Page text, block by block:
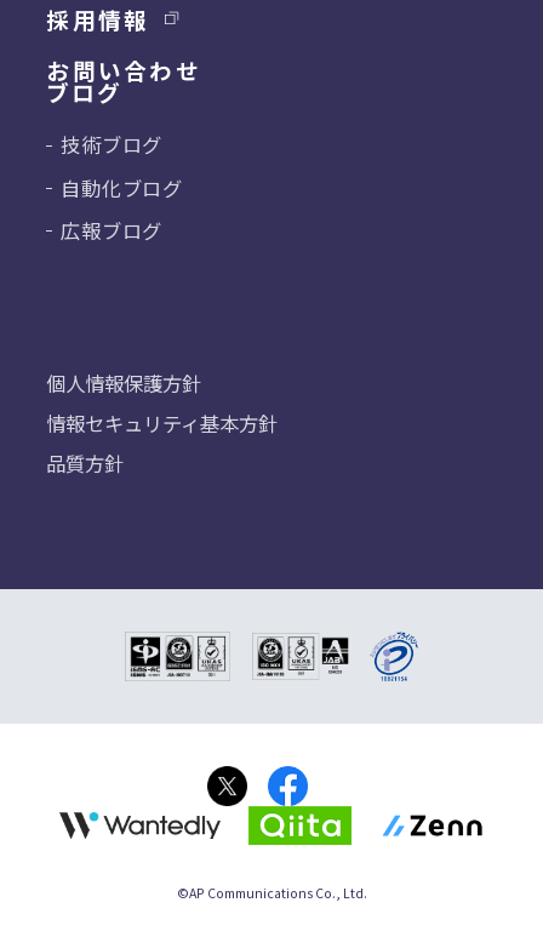
個人情報保護方針
情報セキュリティ基本方針
品質方針
採用情報
お問い合わせ
ブログ
技術ブログ
自動化ブログ
広報ブログ
©AP Communications Co., Ltd.